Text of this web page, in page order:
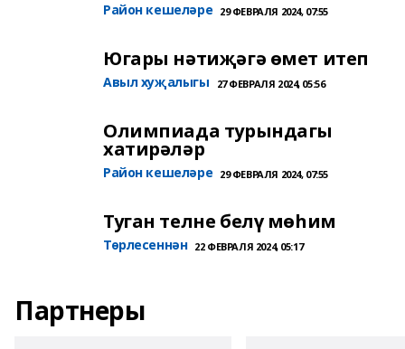
Район кешеләре 29 ФЕВРАЛЯ 2024, 07:55
Югары нәтиҗәгә өмет итеп
Авыл хуҗалыгы 27 ФЕВРАЛЯ 2024, 05:56
Олимпиада турындагы
хатирәләр
Район кешеләре 29 ФЕВРАЛЯ 2024, 07:55
Туган телне белү мөһим
Төрлесеннән 22 ФЕВРАЛЯ 2024, 05:17
Партнеры